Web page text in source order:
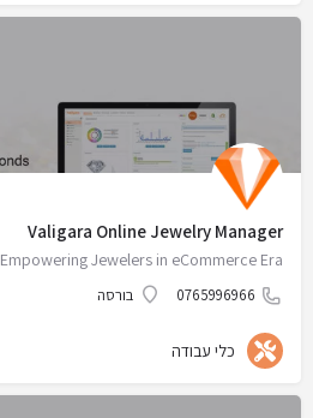
Valigara Online Jewelry Manager
Empowering Jewelers in eCommerce Era
0765996966 בורסה
כלי עבודה